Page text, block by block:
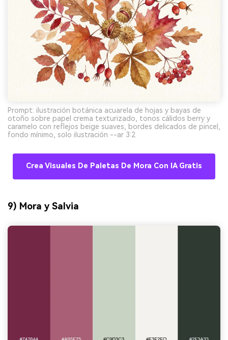
Prompt: ilustración botánica acuarela de hojas y bayas de
otoño sobre papel crema texturizado, tonos cálidos berry y
caramelo con reflejos beige suaves, bordes delicados de pincel,
fondo mínimo, solo ilustración --ar 3:2
Crea Visuales De Paletas De Mora Con IA Gratis
9) Mora y Salvia